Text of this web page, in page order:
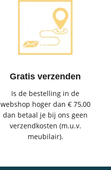
Gratis verzenden
Is de bestelling in de
webshop hoger dan € 75,00
dan betaal je bij ons geen
verzendkosten (m.u.v.
meubilair).